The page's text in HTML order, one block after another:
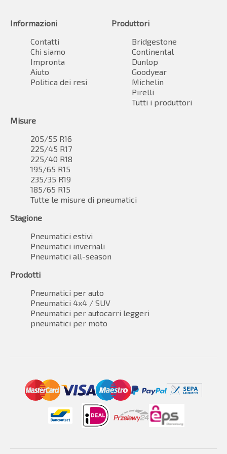
Informazioni
Contatti
Chi siamo
Impronta
Aiuto
Politica dei resi
Produttori
Bridgestone
Continental
Dunlop
Goodyear
Michelin
Pirelli
Tutti i produttori
Misure
205/55 R16
225/45 R17
225/40 R18
195/65 R15
235/35 R19
185/65 R15
Tutte le misure di pneumatici
Stagione
Pneumatici estivi
Pneumatici invernali
Pneumatici all-season
Prodotti
Pneumatici per auto
Pneumatici 4x4 / SUV
Pneumatici per autocarri leggeri
pneumatici per moto